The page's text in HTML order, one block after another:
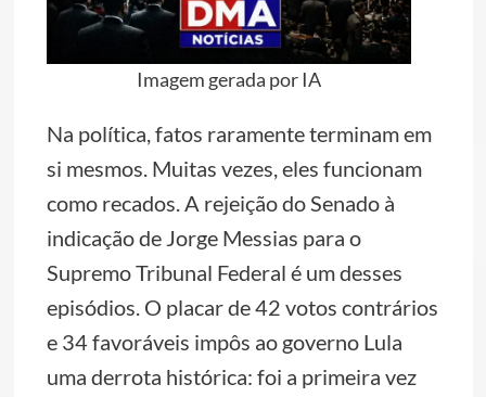
Imagem gerada por IA
Na política, fatos raramente terminam em
si mesmos. Muitas vezes, eles funcionam
como recados. A rejeição do Senado à
indicação de Jorge Messias para o
Supremo Tribunal Federal é um desses
episódios. O placar de 42 votos contrários
e 34 favoráveis impôs ao governo Lula
uma derrota histórica: foi a primeira vez